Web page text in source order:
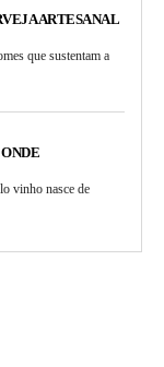
ARTESANAL
que sustentam a
vinho nasce de